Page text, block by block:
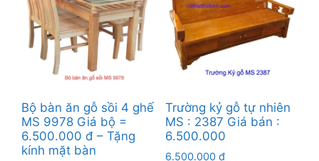
Bộ bàn ăn gỗ sồi 4 ghế
MS 9978 Giá bộ =
6.500.000 đ – Tặng
kính mặt bàn
Trường kỷ gỗ tự nhiên
MS : 2387 Giá bán :
6.500.000
6.500.000 ₫